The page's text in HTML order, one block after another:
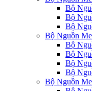
Bộ
Bộ
Bộ
Bộ Nguồn
Bộ
Bộ
Bộ
Bộ
Bộ Nguồn